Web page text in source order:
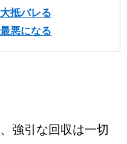
抵バレる
悪になる
強引な回収は一切